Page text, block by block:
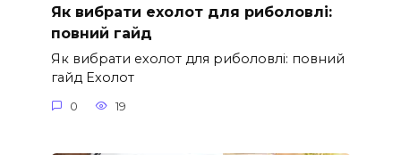
Як вибрати ехолот для риболовлі:
повний гайд
Як вибрати ехолот для риболовлі: повний
гайд Ехолот
0 19